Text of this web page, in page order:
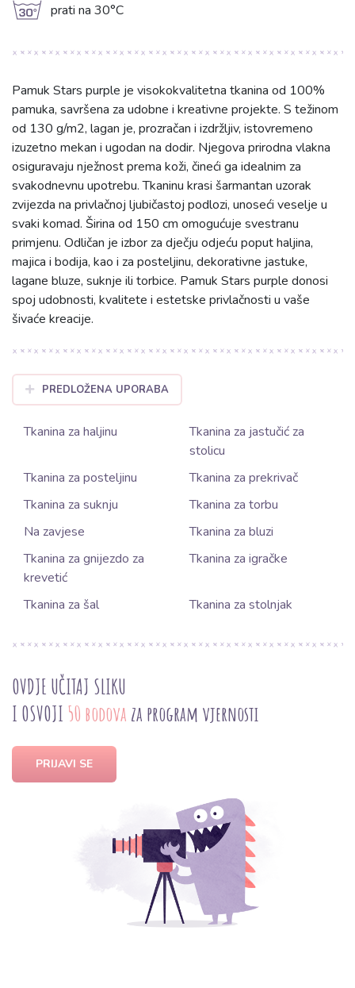
g prati na 30°C
Pamuk Stars purple je visokokvalitetna tkanina od 100%
pamuka, savršena za udobne i kreativne projekte. S težinom
od 130 g/m2, lagan je, prozračan i izdržljiv, istovremeno
izuzetno mekan i ugodan na dodir. Njegova prirodna vlakna
osiguravaju nježnost prema koži, čineći ga idealnim za
svakodnevnu upotrebu. Tkaninu krasi šarmantan uzorak
zvijezda na privlačnoj ljubičastoj podlozi, unoseći veselje u
svaki komad. Širina od 150 cm omogućuje svestranu
primjenu. Odličan je izbor za dječju odjeću poput haljina,
majica i bodija, kao i za posteljinu, dekorativne jastuke,
lagane bluze, suknje ili torbice. Pamuk Stars purple donosi
spoj udobnosti, kvalitete i estetske privlačnosti u vaše
šivaće kreacije.
PREDLOŽENA UPORABA
Tkanina za haljinu
Tkanina za jastučić za
stolicu
Tkanina za posteljinu
Tkanina za prekrivač
Tkanina za suknju
Tkanina za torbu
Na zavjese
Tkanina za bluzi
Tkanina za gnijezdo za
krevetić
Tkanina za igračke
Tkanina za šal Tkanina za stolnjak
OVDJE UČITAJ SLIKU
I OSVOJI 50 bodova za program vjernosti
PRIJAVI SE